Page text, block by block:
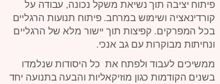
פיתוח יציבה תוך נשיאת משקל נכונה, עבודה על
קורדינאציה ושימוש במרחב. פיתוח תנועות הרגליים
בכל המפרקים. קפיצות תוך יישור מלא של הרגליים
ונחיתות מבוקרות עם גב אנכי.
ממשיכים לעבוד ולפתח את כל היסודות שנלמדו
בשנים הקודמות כגון מוזיקאליות והבעה בתנועה יחד